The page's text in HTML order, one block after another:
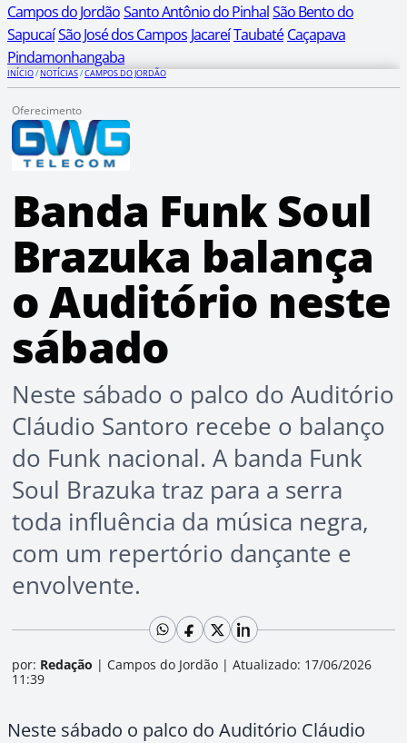
Campos do JordãoSanto Antônio do PinhalSão Bento do
SapucaíSão José dos Campos JacareíTaubaté Caçapava
Pindamonhangaba
INÍCIO/NOTÍCIAS/CAMPOS DO JORDÃO
Oferecimento
Banda Funk Soul
Brazuka balança
o Auditório neste
sábado
Neste sábado o palco do Auditório
Cláudio Santoro recebe o balanço
do Funk nacional. A banda Funk
Soul Brazuka traz para a serra
toda influência da música negra,
com um repertório dançante e
envolvente.
por: Redação | Campos do Jordão | Atualizado: 17/06/2026
11:39
Neste sábado o palco do Auditório Cláudio